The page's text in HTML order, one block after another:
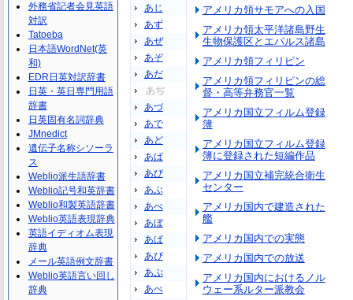
あじ
あず
あぜ
あぞ
あだ
あぢ
あづ
あで
あど
あば
あび
あぶ
あべ
あぼ
あぱ
あぴ
あぷ
あぺ
アメリカ領サモアへの入国
アメリカ領太平洋諸島野生
生物保護区とエパルス諸島
アメリカ領フィリピン
アメリカ領フィリピンの総
督・高等弁務官一覧
アメリカ国立フィルム登録
簿
アメリカ国立フィルム登録
簿に登録された短編作品
アメリカ国立補完統合衛生
センター
アメリカ国内で建造された
艦
アメリカ国内での実態
アメリカ国内での放送
アメリカ国内におけるノル
ウェー系ルター派教会
外務省記者会見英語
対訳
Tatoeba
日本語WordNet(英
和)
EDR日英対訳辞書
日英・英日専門用語
辞書
日英固有名詞辞典
JMnedict
遺伝子名称シソーラ
ス
Weblio派生語辞書
Weblio記号和英辞書
Weblio和製英語辞書
Weblio英語表現辞典
英語イディオム表現
辞典
メール英語例文辞書
Weblio英語言い回し
辞典